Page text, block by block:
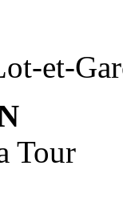
et-
Tour